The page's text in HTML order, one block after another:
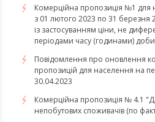
Комерційна пропозиція №1 для
з 01 лютого 2023 по 31 березня
із застосуванням ціни, не
періодами часу (годинами)
Повідомлення про оновлення
пропозицій для населення на
30.04.2023
Комерційна пропозиція № 4.1
непобутових споживачів (по